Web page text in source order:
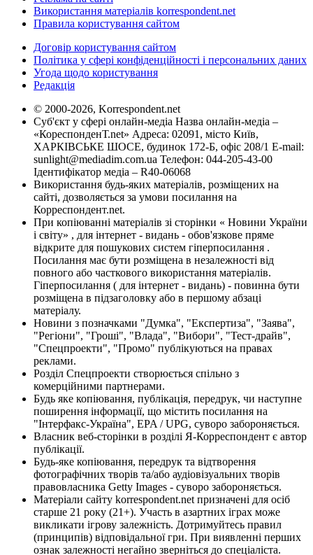
Використання матеріалів korrespondent.net
Правила користування сайтом
Договір користування сайтом
Політика у сфері конфіденційності і персональних даних
Угода щодо користування
Редакція
© 2000-2026, Korrespondent.net
Суб'єкт у сфері онлайн-медіа Назва онлайн-медіа –
«КореспонденТ.net» Адреса: 02091, місто Київ,
ХАРКІВСЬКЕ ШОСЕ, будинок 172-Б, офіс 208/1 E-mail:
sunlight@mediadim.com.ua Телефон: 044-205-43-00
Ідентифікатор медіа – R40-06068
Використання будь-яких матеріалів, розміщених на
сайті, дозволяється за умови посилання на
Корреспондент.net.
При копіюванні матеріалів зі сторінки « Новини України
і світу» , для інтернет - видань - обов'язкове пряме
відкрите для пошукових систем гіперпосилання .
Посилання має бути розміщена в незалежності від
повного або часткового використання матеріалів.
Гіперпосилання ( для інтернет - видань) - повинна бути
розміщена в підзаголовку або в першому абзаці
матеріалу.
Новини з позначками "Думка", "Експертиза", "Заява",
"Регіони", "Гроші", "Влада", "Вибори", "Тест-драйв",
"Спецпроекти", "Промо" публікуються на правах
реклами.
Розділ Спецпроекти створюється спільно з
комерційними партнерами.
Будь яке копіювання, публікація, передрук, чи наступне
поширення інформації, що містить посилання на
"Інтерфакс-Україна", EPA / UPG, суворо забороняється.
Власник веб-сторінки в розділі Я-Корреспондент є автор
публікації.
Будь-яке копіювання, передрук та відтворення
фотографічних творів та/або аудіовізуальних творів
правовласника Getty Images - суворо забороняється.
Матеріали сайту korrespondent.net призначені для осіб
старше 21 року (21+). Участь в азартних іграх може
викликати ігрову залежність. Дотримуйтесь правил
(принципів) відповідальної гри. При виявленні перших
ознак залежності негайно зверніться до спеціаліста.